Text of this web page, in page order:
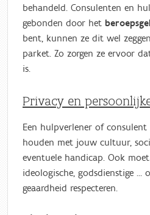
behandeld. Consulenten en
gebonden door het
bent, kunnen ze dit wel
parket. Zo zorgen ze ervoor
is.
Privacy en
Een hulpverlener of
houden met jouw cultuur,
eventuele handicap. Ook
ideologische, godsdienstige …
geaardheid respecteren.